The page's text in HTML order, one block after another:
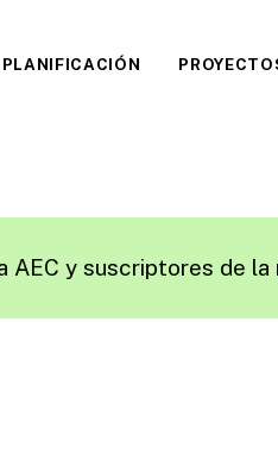
PLANIFICACIÓN
AEC y suscriptores de la